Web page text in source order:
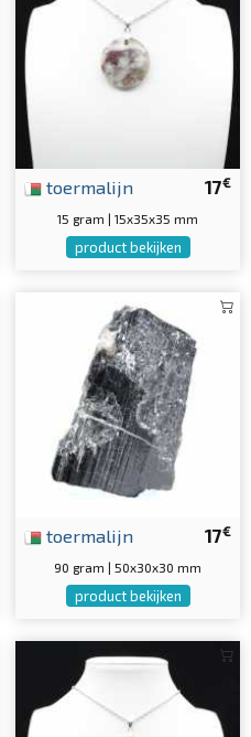
17€
toermalijn
15 gram | 15x35x35 mm
product bekijken
17€
toermalijn
90 gram | 50x30x30 mm
product bekijken